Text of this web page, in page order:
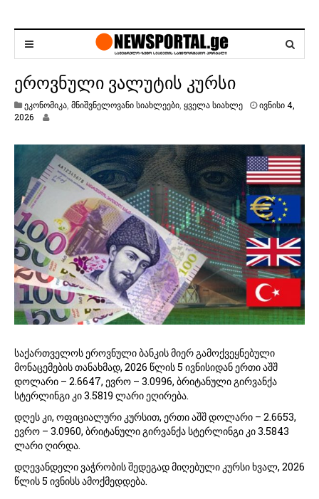
ეროვნული ვალუტის კურსი
ეკონომიკა მნიშვნელოვანი სიახლეები ყველა სიახლე
ივნისი 4,
2026ი
ი
4
,
0
2
6
საქართველოს ეროვნული ბანკის მიერ გამოქვეყნებული
მონაცემების თანახმად, 2026 წლის 5 ივნისიდან ერთი აშშ
დოლარი – 2.6647, ევრო – 3.0996, ბრიტანული გირვანქა
სტერლინგი კი 3.5819 ლარი ეღირება.
დღეს კი, ოფიციალური კურსით, ერთი აშშ დოლარი – 2.6653,
ევრო – 3.0960, ბრიტანული გირვანქა სტერლინგი კი 3.5843
ლარი ღირდა.
დღევანდელი ვაჭრობის შედეგად მიღებული კურსი ხვალ, 2026
წლის 5 ივნისს ამოქმედდება.